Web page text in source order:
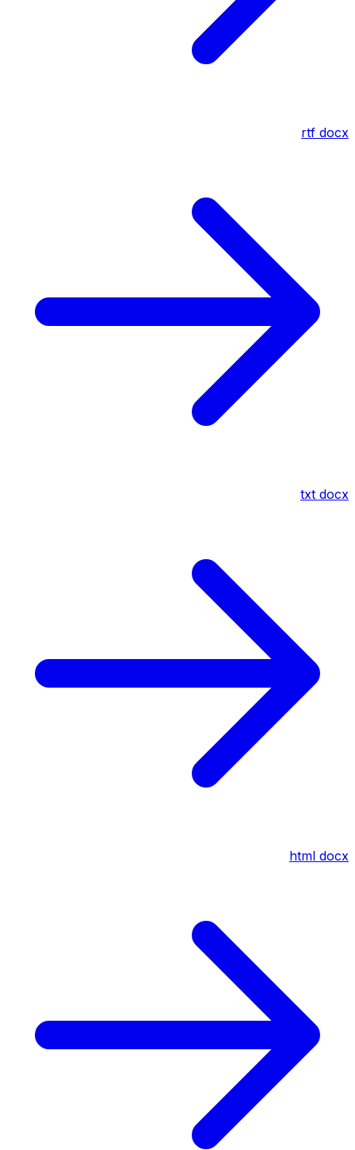
rtf docx
txt docx
html docx